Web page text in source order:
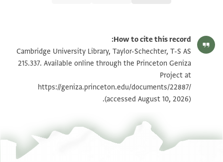
T-S AS 215.337 1v הגדל וסובב
תנאי היתר שימוש בתצלום
How to cite this record:
Cambridge University Library, Taylor-Schechter, T-S AS
215.337. Available online through the Princeton Geniza
Project at
https://geniza.princeton.edu/documents/22887/
(accessed August 10, 2026).